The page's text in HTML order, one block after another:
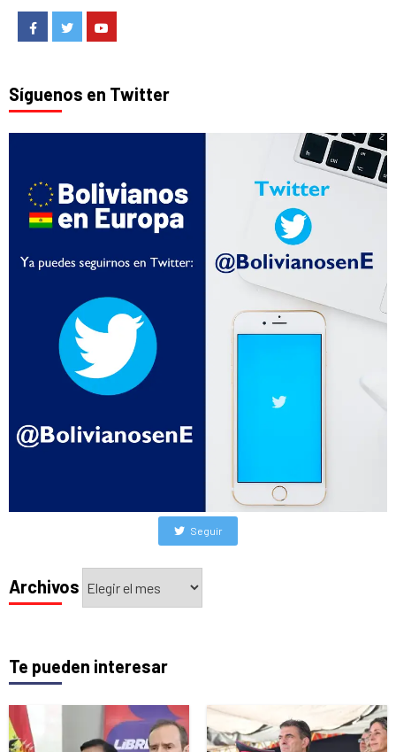
FacebookTwitter
Síguenos en Twitter
Seguir
Archivos
Archivos
Te pueden interesar